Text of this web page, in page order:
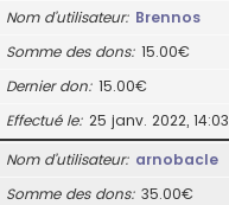
Nom d’utilisateur Brennos
Somme des dons 15.00€
Dernier don 15.00€
Effectué le 25 janv. 2022, 14:03
Nom d’utilisateur arnobacle
Somme des dons 35.00€